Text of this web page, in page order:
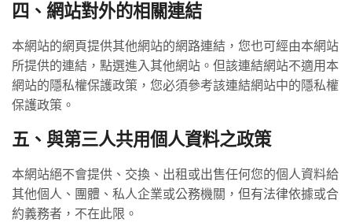
四、網站對外的相關連結
本網站的網頁提供其他網站的網路連結，您也可經由本網站
所提供的連結，點選進入其他網站。但該連結網站不適用本
網站的隱私權保護政策，您必須參考該連結網站中的隱私權
保護政策。
五、與第三人共用個人資料之政策
本網站絕不會提供、交換、出租或出售任何您的個人資料給
其他個人、團體、私人企業或公務機關，但有法律依據或合
約義務者，不在此限。